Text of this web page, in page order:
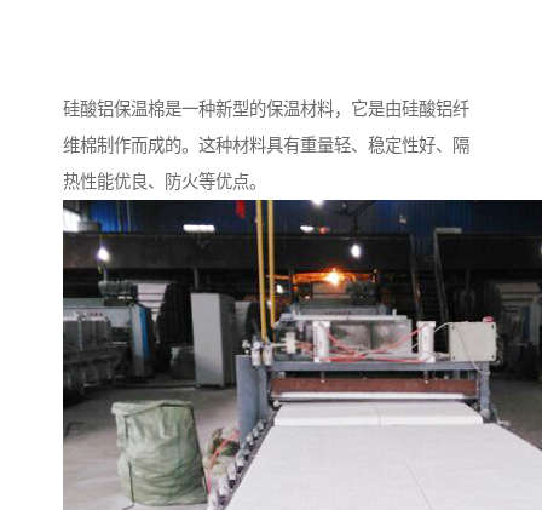
硅酸铝保温棉是一种新型的保温材料，它是由硅酸铝纤
维棉制作而成的。这种材料具有重量轻、稳定性好、隔
热性能优良、防火等优点。